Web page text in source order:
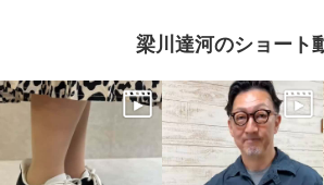
梁川達河のショート